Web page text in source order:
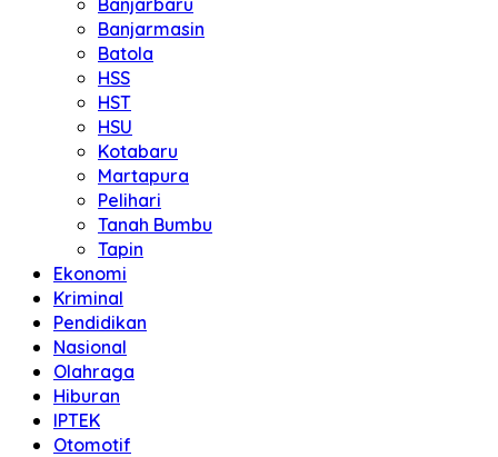
Banjarbaru
Banjarmasin
Batola
HSS
HST
HSU
Kotabaru
Martapura
Pelihari
Tanah Bumbu
Tapin
Ekonomi
Kriminal
Pendidikan
Nasional
Olahraga
Hiburan
IPTEK
Otomotif